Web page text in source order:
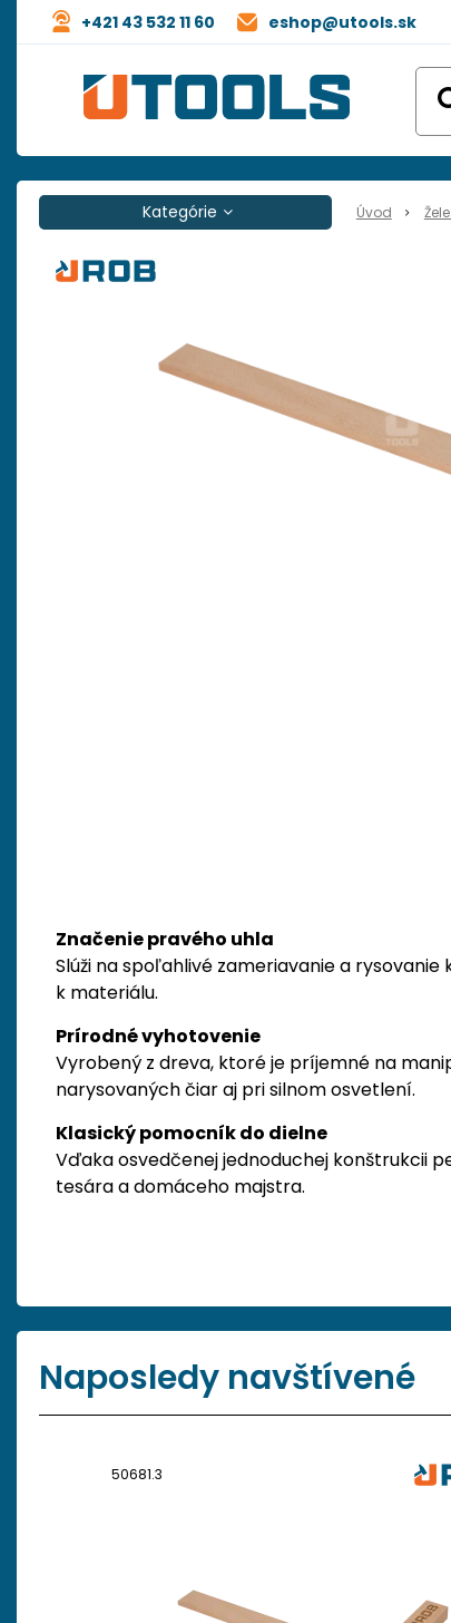
eshop@utools.sk
+421 43 532 11 60
Úvod
Značenie pravého uhla
Slúži na spoľahlivé zameriavanie a
k materiálu.
Prírodné vyhotovenie
Vyrobený z dreva, ktoré je príjemné na
narysovaných čiar aj pri silnom osvetlení.
Klasický pomocník do dielne
Vďaka osvedčenej jednoduchej konštrukcii
tesára a domáceho majstra.
Kategórie
Naposledy navštívené
50681.3